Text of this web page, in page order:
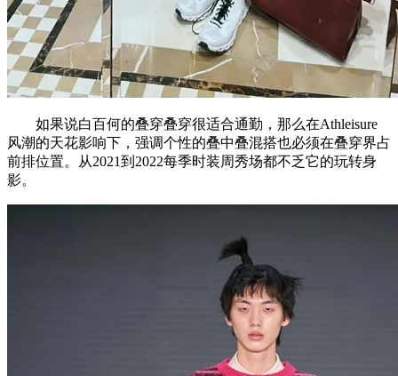
如果说白百何的叠穿叠穿很适合通勤，那么在Athleisure
风潮的天花影响下，强调个性的叠中叠混搭也必须在叠穿界占
前排位置。从2021到2022每季时装周秀场都不乏它的玩转身
影。